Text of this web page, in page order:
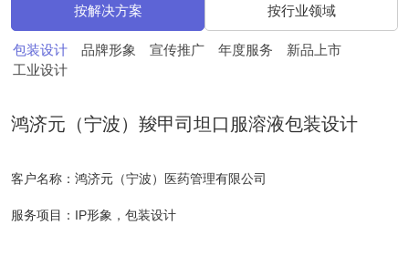
按解决方案 按行业领域
包装设计 品牌形象 宣传推广 年度服务
新品上市
工业设计
鸿济元（宁波）羧甲司坦口服溶液包装设计
客户名称：鸿济元（宁波）医药管理有限公司
服务项目：IP形象，包装设计